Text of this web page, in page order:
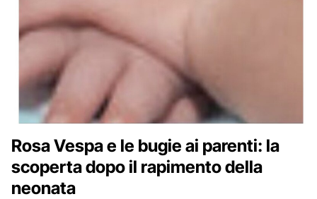
Rosa Vespa e le bugie ai parenti: la
scoperta dopo il rapimento della
neonata